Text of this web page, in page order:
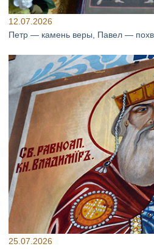
12.07.2026
Петр — камень веры, Павел —
25.07.2026